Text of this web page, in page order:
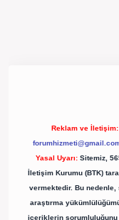
Reklam ve İletişim:
Yasal Uyarı: Sitemiz,
İletişim Kurumu (BTK)
vermektedir. Bu
araştırma
içeriklerin sorumluluğunu